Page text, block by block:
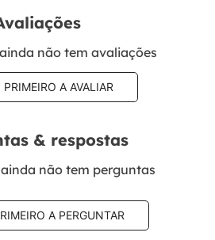
não tem avaliações
PRIMEIRO A AVALIAR
& respostas
não tem perguntas
A PERGUNTAR